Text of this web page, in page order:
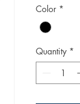
Color *
Quantity *